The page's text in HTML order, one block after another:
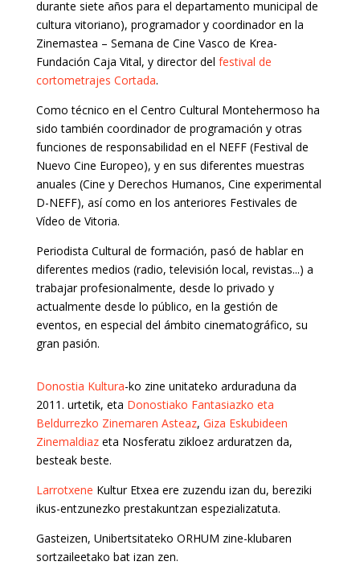
durante siete años para el departamento municipal de
cultura vitoriano), programador y coordinador en la
Zinemastea – Semana de Cine Vasco de Krea-
Fundación Caja Vital, y director del festival de
cortometrajes Cortada.
Como técnico en el Centro Cultural Montehermoso ha
sido también coordinador de programación y otras
funciones de responsabilidad en el NEFF (Festival de
Nuevo Cine Europeo), y en sus diferentes muestras
anuales (Cine y Derechos Humanos, Cine experimental
D-NEFF), así como en los anteriores Festivales de
Vídeo de Vitoria.
Periodista Cultural de formación, pasó de hablar en
diferentes medios (radio, televisión local, revistas...) a
trabajar profesionalmente, desde lo privado y
actualmente desde lo público, en la gestión de
eventos, en especial del ámbito cinematográfico, su
gran pasión.
Donostia Kultura-ko zine unitateko arduraduna da
2011. urtetik, eta Donostiako Fantasiazko eta
Beldurrezko Zinemaren Asteaz, Giza Eskubideen
Zinemaldiazeta Nosferatu zikloez arduratzen da,
besteak beste.
Larrotxene Kultur Etxea ere zuzendu izan du, bereziki
ikus-entzunezko prestakuntzan espezializatuta.
Gasteizen, Unibertsitateko ORHUM zine-klubaren
sortzaileetako bat izan zen.